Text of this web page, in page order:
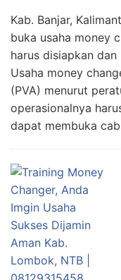
Kab. Banjar,
buka usaha money
harus disiapkan
Usaha money
(PVA) menurut
operasionalnya
dapat membuka